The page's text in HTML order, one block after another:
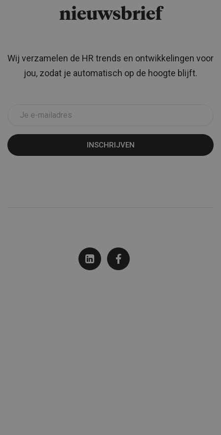
nieuwsbrief
Wij verzamelen de HR trends en ontwikkelingen voor
jou, zodat je automatisch op de hoogte blijft.